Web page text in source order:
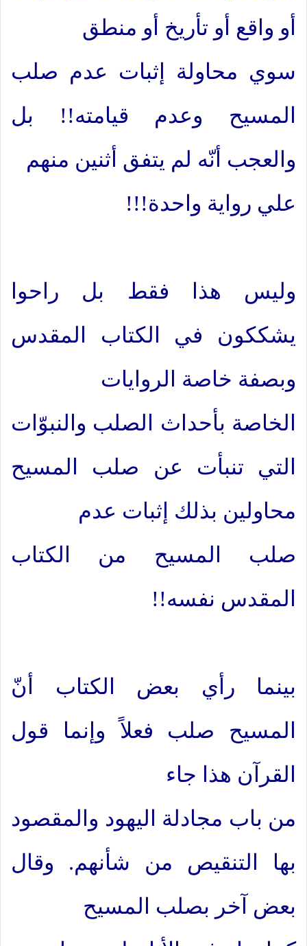
أو واقع أو تأريخ أو منطق
سوي محاولة إثبات عدم صلب
المسيح وعدم قيامته!! بل
والعجب أنّه لم يتفق أثنين منهم
علي رواية واحدة!!!
وليس هذا فقط بل راحوا
يشككون في الكتاب المقدس
وبصفة خاصة الروايات
الخاصة بأحداث الصلب والنبوّات
التي تنبأت عن صلب المسيح
محاولين بذلك إثبات عدم
صلب المسيح من الكتاب
المقدس نفسه!!
بينما رأي بعض الكتاب أنّ
المسيح صلب فعلاً وإنما قول
القرآن هذا جاء
من باب مجادلة اليهود والمقصود
بها التنقيص من شأنهم. وقال
بعض آخر بصلب المسيح